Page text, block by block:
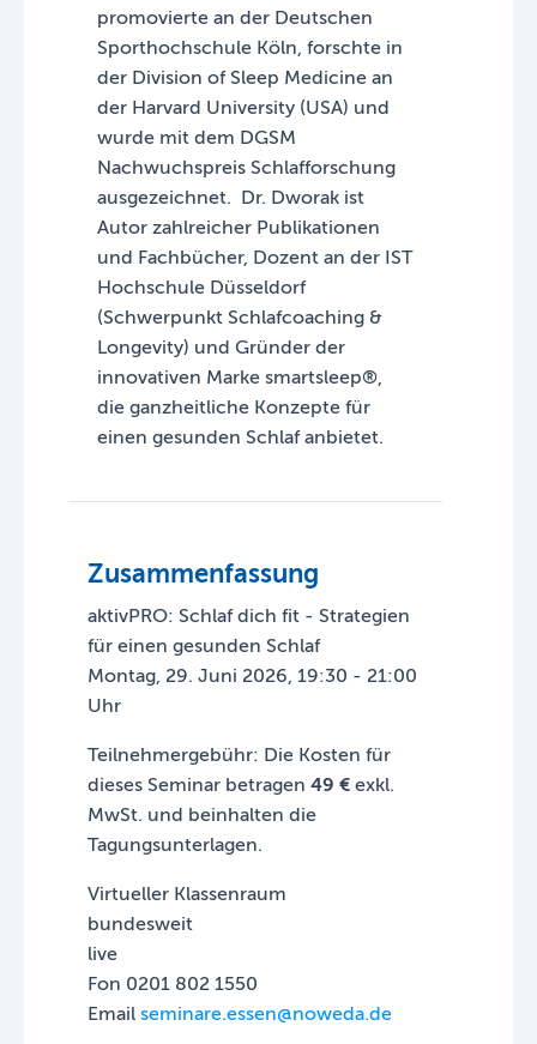
promovierte an der Deutschen
Sporthochschule Köln, forschte in
der Division of Sleep Medicine an
der Harvard University (USA) und
wurde mit dem DGSM
Nachwuchspreis Schlafforschung
ausgezeichnet. Dr. Dworak ist
Autor zahlreicher Publikationen
und Fachbücher, Dozent an der IST
Hochschule Düsseldorf
(Schwerpunkt Schlafcoaching &
Longevity) und Gründer der
innovativen Marke smartsleep®,
die ganzheitliche Konzepte für
einen gesunden Schlaf anbietet.
Zusammenfassung
aktivPRO: Schlaf dich fit - Strategien
für einen gesunden Schlaf
Montag, 29. Juni 2026, 19:30 - 21:00
Uhr
Teilnehmergebühr: Die Kosten für
dieses Seminar betragen 49 €exkl.
MwSt. und beinhalten die
Tagungsunterlagen.
Virtueller Klassenraum
bundesweit
live
Fon 0201 802 1550
Email seminare.essen@noweda.de